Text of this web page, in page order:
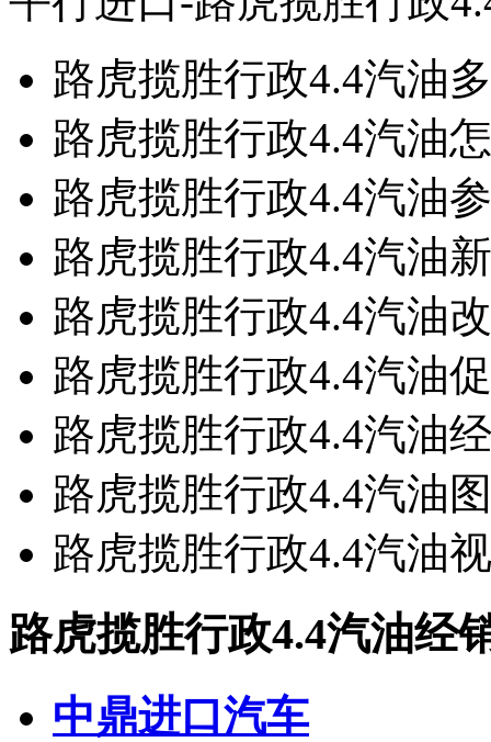
路虎揽胜行政4.4汽油
路虎揽胜行政4.4汽油
路虎揽胜行政4.4汽油
路虎揽胜行政4.4汽油
路虎揽胜行政4.4汽油
路虎揽胜行政4.4汽油
路虎揽胜行政4.4汽油
路虎揽胜行政4.4汽油
路虎揽胜行政4.4汽油
路虎揽胜行政4.4汽油经
中鼎进口汽车